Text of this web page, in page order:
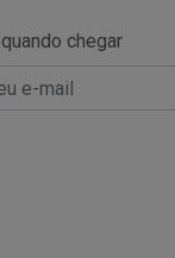
chegar